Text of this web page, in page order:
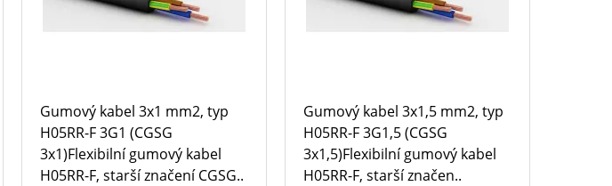
Gumový kabel 3x1 mm2, typ
H05RR-F 3G1 (CGSG
3x1)Flexibilní gumový kabel
H05RR-F, starší značení CGSG..
Gumový kabel 3x1,5 mm2, typ
H05RR-F 3G1,5 (CGSG
3x1,5)Flexibilní gumový kabel
H05RR-F, starší značen..